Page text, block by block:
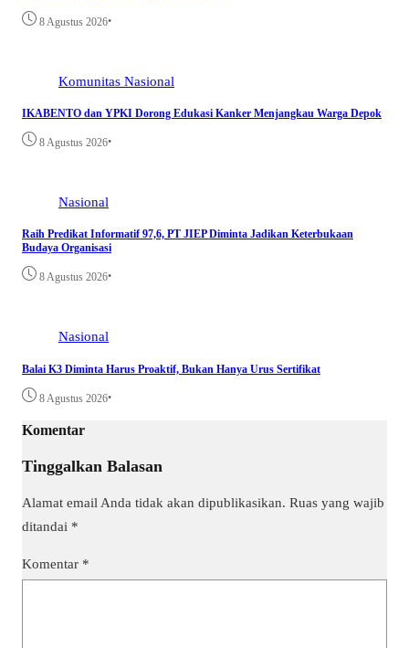
8 Agustus 2026•
Komunitas Nasional
IKABENTO dan YPKI Dorong Edukasi Kanker Menjangkau Warga Depok
8 Agustus 2026•
Nasional
Raih Predikat Informatif 97,6, PT JIEP Diminta Jadikan Keterbukaan
Budaya Organisasi
8 Agustus 2026•
Nasional
Balai K3 Diminta Harus Proaktif, Bukan Hanya Urus Sertifikat
8 Agustus 2026•
Komentar
Tinggalkan Balasan
Alamat email Anda tidak akan dipublikasikan. Ruas yang wajib
ditandai *
Komentar *